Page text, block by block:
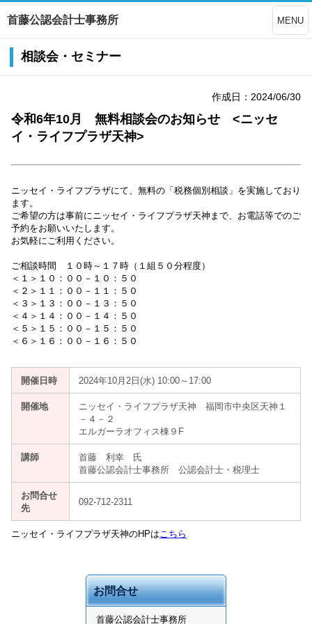
首藤公認会計士事務所 MENU
相談会・セミナー
作成日：2024/06/30
令和6年10月 無料相談会のお知らせ <ニッセ
イ・ライフプラザ天神>
ニッセイ・ライフプラザにて、無料の「税務個別相談」を実施しており
ます。
ご希望の方は事前にニッセイ・ライフプラザ天神まで、お電話等でのご
予約をお願いいたします。
お気軽にご利用ください。
ご相談時間 １０時～１７時（１組５０分程度）
＜１＞１０：００－１０：５０
＜２＞１１：００－１１：５０
＜３＞１３：００－１３：５０
＜４＞１４：００－１４：５０
＜５＞１５：００－１５：５０
＜６＞１６：００－１６：５０
開催日時 2024年10月2日(水) 10:00～17:00
開催地
ニッセイ・ライフプラザ天神 福岡市中央区天神１
－４－２
エルガーラオフィス棟９F
講師
首藤 利幸 氏
首藤公認会計士事務所 公認会計士・税理士
お問合せ
先
092-712-2311
ニッセイ・ライフプラザ天神のHPはこちら
お問合せ
首藤公認会計士事務所